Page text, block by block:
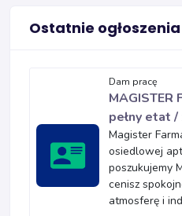
Ostatnie ogłoszenia
Dam pracę
MAGISTER
pełny etat
Magister
osiedlowej
poszukujemy
cenisz
atmosferę i